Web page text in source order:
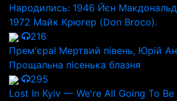
Народились: 1946 Йєн
1972 Майк Крюгер (Don Broco).
216
Прем'єра! Мертвий півень, Юрій
Прощальна пісенька блазня
295
Lost In Kyiv — We're All Going To Be